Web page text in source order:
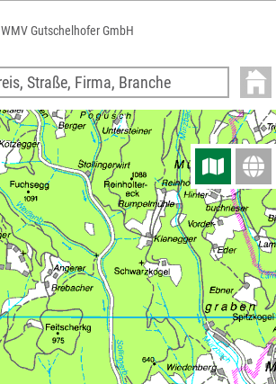
WMV Gutschelhofer GmbH